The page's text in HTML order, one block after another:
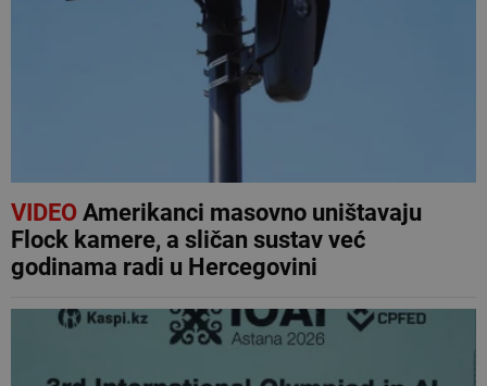
VIDEOAmerikanci masovno uništavaju
Flock kamere, a sličan sustav već
godinama radi u Hercegovini